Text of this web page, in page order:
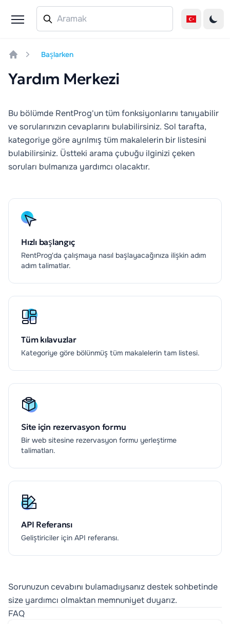
Başlarken
Yardım Merkezi
Bu bölümde RentProg'un tüm fonksiyonlarını tanıyabilir
ve sorularınızın cevaplarını bulabilirsiniz. Sol tarafta,
kategoriye göre ayrılmış tüm makalelerin bir listesini
bulabilirsiniz. Üstteki arama çubuğu ilginizi çeken
soruları bulmanıza yardımcı olacaktır.
Hızlı başlangıç
RentProg'da çalışmaya nasıl başlayacağınıza ilişkin adım
adım talimatlar.
Tüm kılavuzlar
Kategoriye göre bölünmüş tüm makalelerin tam listesi.
Site için rezervasyon formu
Bir web sitesine rezervasyon formu yerleştirme
talimatları.
API Referansı
Geliştiriciler için API referansı.
Sorunuzun cevabını bulamadıysanız destek sohbetinde
size yardımcı olmaktan memnuniyet duyarız.
FAQ